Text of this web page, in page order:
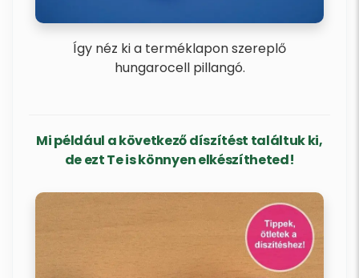
Így néz ki a terméklapon szereplő
hungarocell pillangó.
Mi például a következő díszítést találtuk ki,
de ezt Te is könnyen elkészítheted!